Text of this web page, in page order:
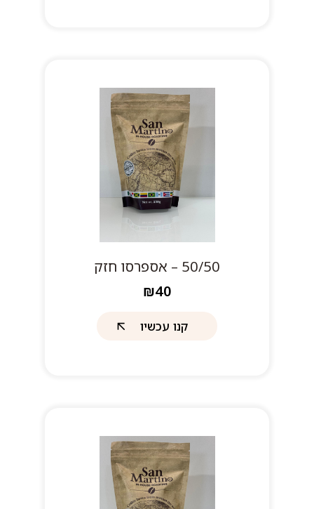
50/50 – אספרסו חזק
₪40
קנו עכשיו